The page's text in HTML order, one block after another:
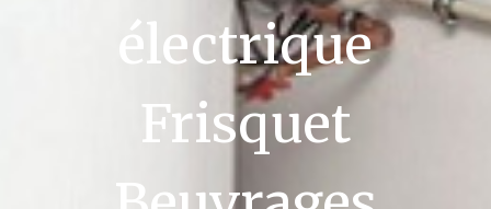
électrique
Frisquet